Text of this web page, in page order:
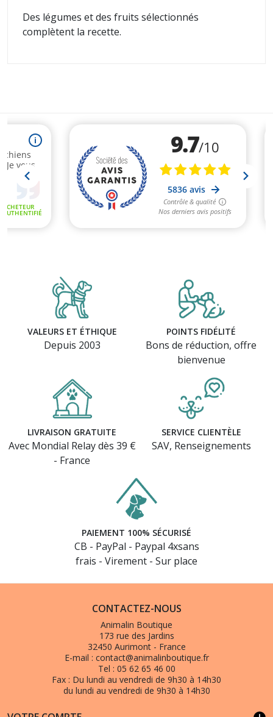
Des légumes et des fruits sélectionnés
complètent la recette.
VALEURS ET ÉTHIQUE
Depuis 2003
POINTS FIDÉLITÉ
Bons de réduction, offre
bienvenue
LIVRAISON GRATUITE
Avec Mondial Relay dès 39 €
- France
SERVICE CLIENTÈLE
SAV, Renseignements
PAIEMENT 100% SÉCURISÉ
CB - PayPal - Paypal 4xsans
frais - Virement - Sur place
CONTACTEZ-NOUS
Animalin Boutique
173 rue des Jardins
32450 Aurimont - France
E-mail : contact@animalinboutique.fr
Tel : 05 62 65 46 00
Fax : Du lundi au vendredi de 9h30 à 14h30
du lundi au vendredi de 9h30 à 14h30